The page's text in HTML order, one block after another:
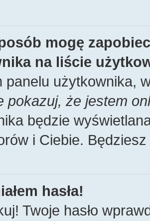
mogę
na liście
panelu użytkownika,
pokazuj, że jestem
będzie
i Ciebie.
hasła!
Twoje hasło